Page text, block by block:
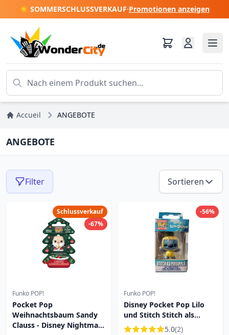
☀️ SOMMERSCHLUSSVERKAUF·Promotionen anzeigen
Accueil ANGEBOTE
ANGEBOTE
Filter Sortieren
Schlussverkauf
-67%
Funko POP!
Pocket Pop
Weihnachtsbaum Sandy
Clauss - Disney Nightmare
-56%
Funko POP!
Disney Pocket Pop Lilo
und Stitch Stitch als
Ananas
5.0(2)